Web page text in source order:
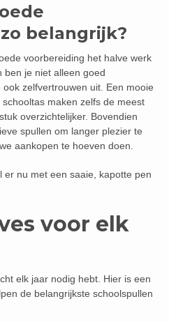
belangrijk?
voorbereiding het halve werk
ben je niet alleen goed
zelfvertrouwen uit. Een mooie
maken zelfs de meest
overzichtelijker. Bovendien
spullen om langer plezier te
aankopen te hoeven doen.
er nu met een saaie, kapotte pen
voor elk
elk jaar nodig hebt. Hier is een
de belangrijkste schoolspullen